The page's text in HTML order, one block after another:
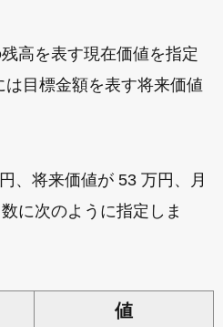
高を表す現在価値を指定
は目標金額を表す将来価値
、将来価値が 53 万円、月
に次のように指定しま
値